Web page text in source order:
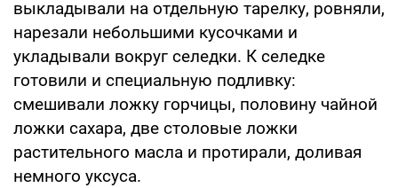
выкладывали на отдельную тарелку, ровняли,
нарезали небольшими кусочками и
укладывали вокруг селедки. К селедке
готовили и специальную подливку:
смешивали ложку горчицы, половину чайной
ложки сахара, две столовые ложки
растительного масла и протирали, доливая
немного уксуса.